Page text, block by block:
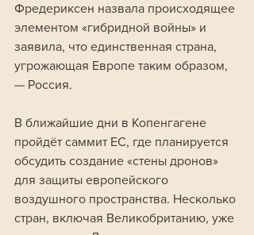
Фредериксен назвала происходящее
элементом «гибридной войны» и
заявила, что единственная страна,
угрожающая Европе таким образом,
— Россия.
В ближайшие дни в Копенгагене
пройдёт саммит ЕС, где планируется
обсудить создание «стены дронов»
для защиты европейского
воздушного пространства. Несколько
стран, включая Великобританию, уже